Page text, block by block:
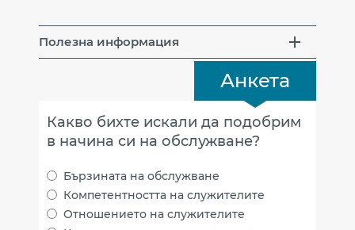
Полезна информация
Анкета
Какво бихте искали да подобрим
в начина си на обслужване?
Бързината на обслужване
Компетентността на служителите
Отношението на служителите